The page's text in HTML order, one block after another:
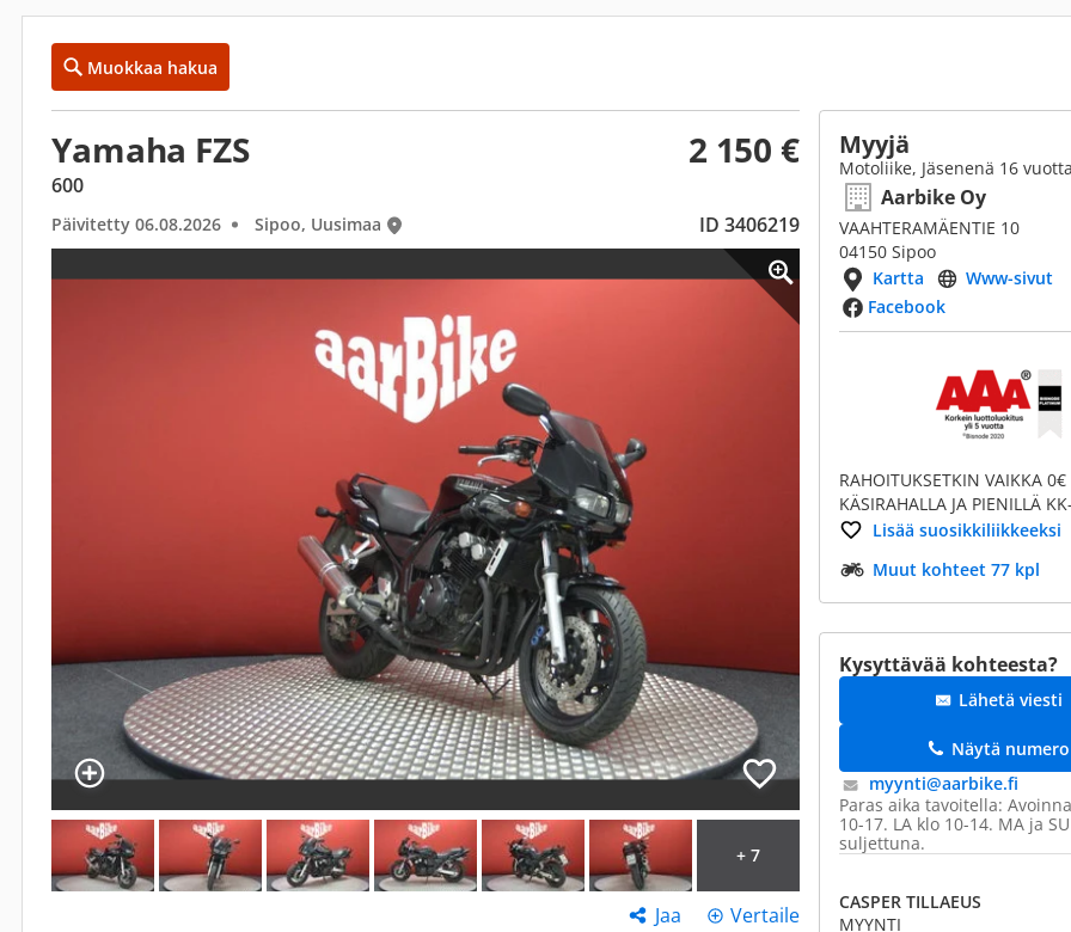
Muokkaa hakua
Yamaha FZS 2 150 €
600
Päivitetty 06.08.2026 Sipoo, Uusimaa ID 3406219
+ 7
Jaa Vertaile
Myyjä
Motoliike, Jäsenenä 16
Aarbike Oy
VAAHTERAMÄENTIE 10
04150 Sipoo
Kartta
Www-sivut
Facebook
RAHOITUKSETKIN VAIKKA 0€
KÄSIRAHALLA JA PIENILLÄ
Lisää suosikkiliikkeeksi
Muut kohteet 77 kpl
Kysyttävää kohteesta?
Lähetä viesti
Näytä numero
myynti@​aarbike.fi
Paras aika tavoitella:
10-17. LA klo 10-14. MA ja
suljettuna.
CASPER TILLAEUS
MYYNTI